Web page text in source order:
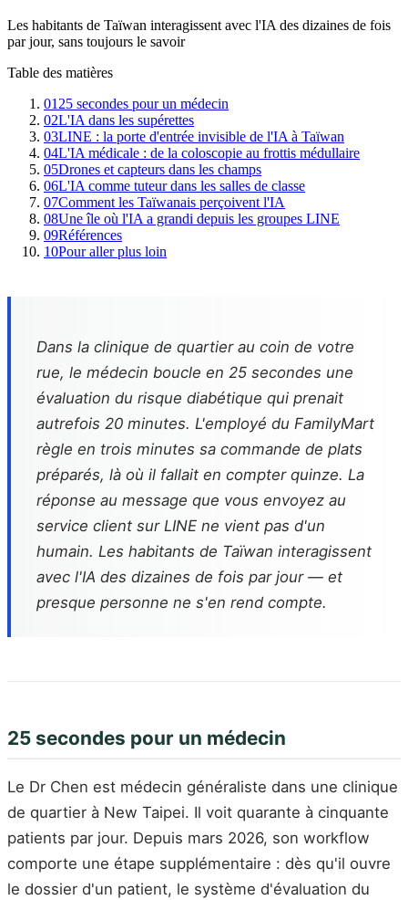
Les habitants de Taïwan interagissent avec l'IA des dizaines de fois
par jour, sans toujours le savoir
Table des matières
01 25 secondes pour un médecin
02L'IA dans les supérettes
03LINE : la porte d'entrée invisible de l'IA à Taïwan
04L'IA médicale : de la coloscopie au frottis médullaire
05Drones et capteurs dans les champs
06L'IA comme tuteur dans les salles de classe
07Comment les Taïwanais perçoivent l'IA
08Une île où l'IA a grandi depuis les groupes LINE
09Références
10Pour aller plus loin
Dans la clinique de quartier au coin de votre
rue, le médecin boucle en 25 secondes une
évaluation du risque diabétique qui prenait
autrefois 20 minutes. L'employé du FamilyMart
règle en trois minutes sa commande de plats
préparés, là où il fallait en compter quinze. La
réponse au message que vous envoyez au
service client sur LINE ne vient pas d'un
humain. Les habitants de Taïwan interagissent
avec l'IA des dizaines de fois par jour — et
presque personne ne s'en rend compte.
25 secondes pour un médecin
Le Dr Chen est médecin généraliste dans une clinique
de quartier à New Taipei. Il voit quarante à cinquante
patients par jour. Depuis mars 2026, son workflow
comporte une étape supplémentaire : dès qu'il ouvre
le dossier d'un patient, le système d'évaluation du